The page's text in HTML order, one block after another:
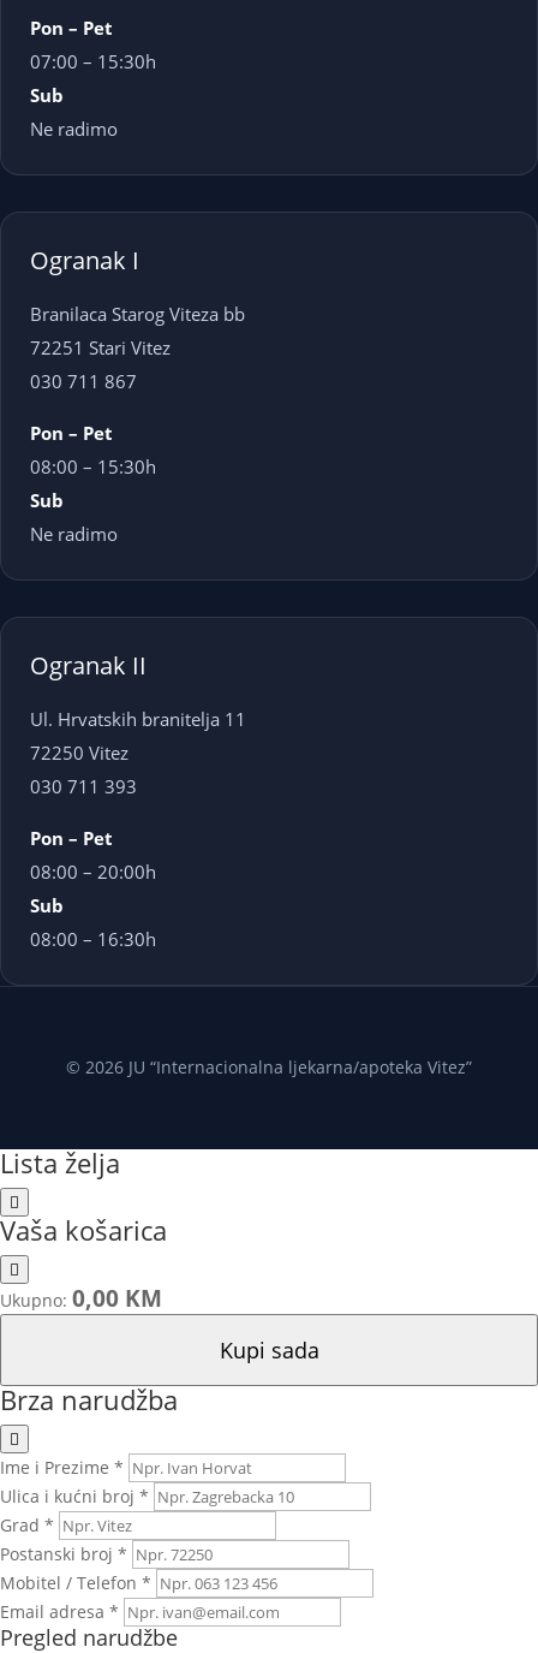
Pon – Pet
07:00 – 15:30h
Sub
Ne radimo
Ogranak I
Branilaca Starog Viteza bb
72251 Stari Vitez
030 711 867
Pon – Pet
08:00 – 15:30h
Sub
Ne radimo
Ogranak II
Ul. Hrvatskih branitelja 11
72250 Vitez
030 711 393
Pon – Pet
08:00 – 20:00h
Sub
08:00 – 16:30h
© 2026 JU “Internacionalna ljekarna/apoteka Vitez”
Lista želja
Vaša košarica
Ukupno: 0,00 KM
Kupi sada
Brza narudžba
Ime i Prezime *
Ulica i kućni broj *
Grad *
Postanski broj *
Mobitel / Telefon *
Email adresa *
Pregled narudžbe